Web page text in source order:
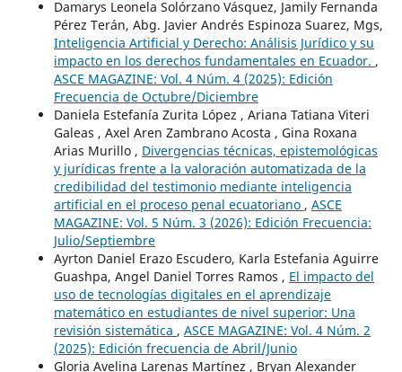
Damarys Leonela Solórzano Vásquez, Jamily Fernanda
Pérez Terán, Abg. Javier Andrés Espinoza Suarez, Mgs,
Inteligencia Artificial y Derecho: Análisis Jurídico y su
impacto en los derechos fundamentales en Ecuador. ,
ASCE MAGAZINE: Vol. 4 Núm. 4 (2025): Edición
Frecuencia de Octubre/Diciembre
Daniela Estefanía Zurita López , Ariana Tatiana Viteri
Galeas , Axel Aren Zambrano Acosta , Gina Roxana
Arias Murillo , Divergencias técnicas, epistemológicas
y jurídicas frente a la valoración automatizada de la
credibilidad del testimonio mediante inteligencia
artificial en el proceso penal ecuatoriano , ASCE
MAGAZINE: Vol. 5 Núm. 3 (2026): Edición Frecuencia:
Julio/Septiembre
Ayrton Daniel Erazo Escudero, Karla Estefania Aguirre
Guashpa, Angel Daniel Torres Ramos , El impacto del
uso de tecnologías digitales en el aprendizaje
matemático en estudiantes de nivel superior: Una
revisión sistemática , ASCE MAGAZINE: Vol. 4 Núm. 2
(2025): Edición frecuencia de Abril/Junio
Gloria Avelina Larenas Martínez , Bryan Alexander